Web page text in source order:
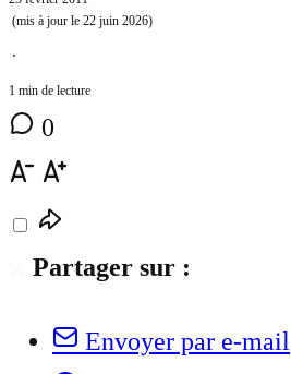
(mis à jour le 22 juin 2026)
⋅
1 min de lecture
0
Partager sur :
Envoyer par e-mail